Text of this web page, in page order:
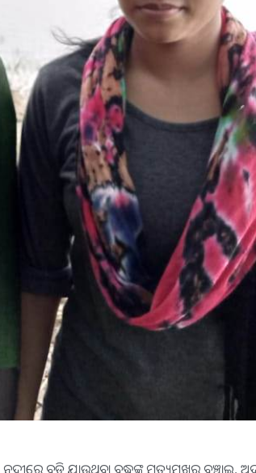
ନଦୀରେ ବୁଡ଼ି ଯାଉଥିବା ବୃଦ୍ଧଙ୍କୁ ମୃତ୍ୟୁମୁଖରୁ ବଞ୍ଚାଇ,